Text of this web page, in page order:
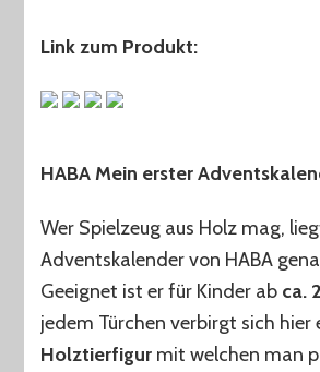
Link zum Produkt:
HABA Mein erster
Wer Spielzeug aus Holz mag,
Adventskalender von HABA
Geeignet ist er für Kinder ab ca.
jedem Türchen verbirgt sich hier
Holztierfigur mit welchen man